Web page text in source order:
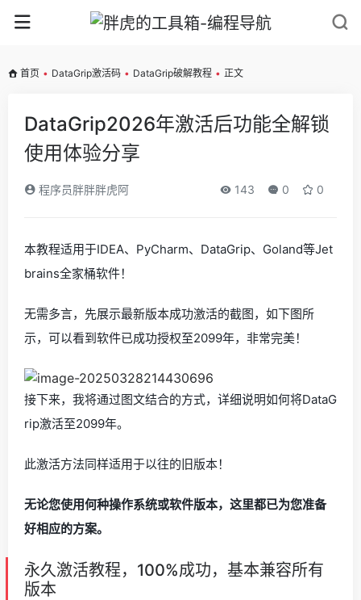
首页 • DataGrip激活码 • DataGrip破解教程 • 正文
DataGrip2026年激活后功能全解锁
使用体验分享
程序员胖胖胖虎阿 143 0 0
本教程适用于IDEA、PyCharm、DataGrip、Goland等Jet
brains全家桶软件！
无需多言，先展示最新版本成功激活的截图，如下图所
示，可以看到软件已成功授权至2099年，非常完美！
接下来，我将通过图文结合的方式，详细说明如何将DataG
rip激活至2099年。
此激活方法同样适用于以往的旧版本！
无论您使用何种操作系统或软件版本，这里都已为您准备
好相应的方案。
永久激活教程，100%成功，基本兼容所有
版本